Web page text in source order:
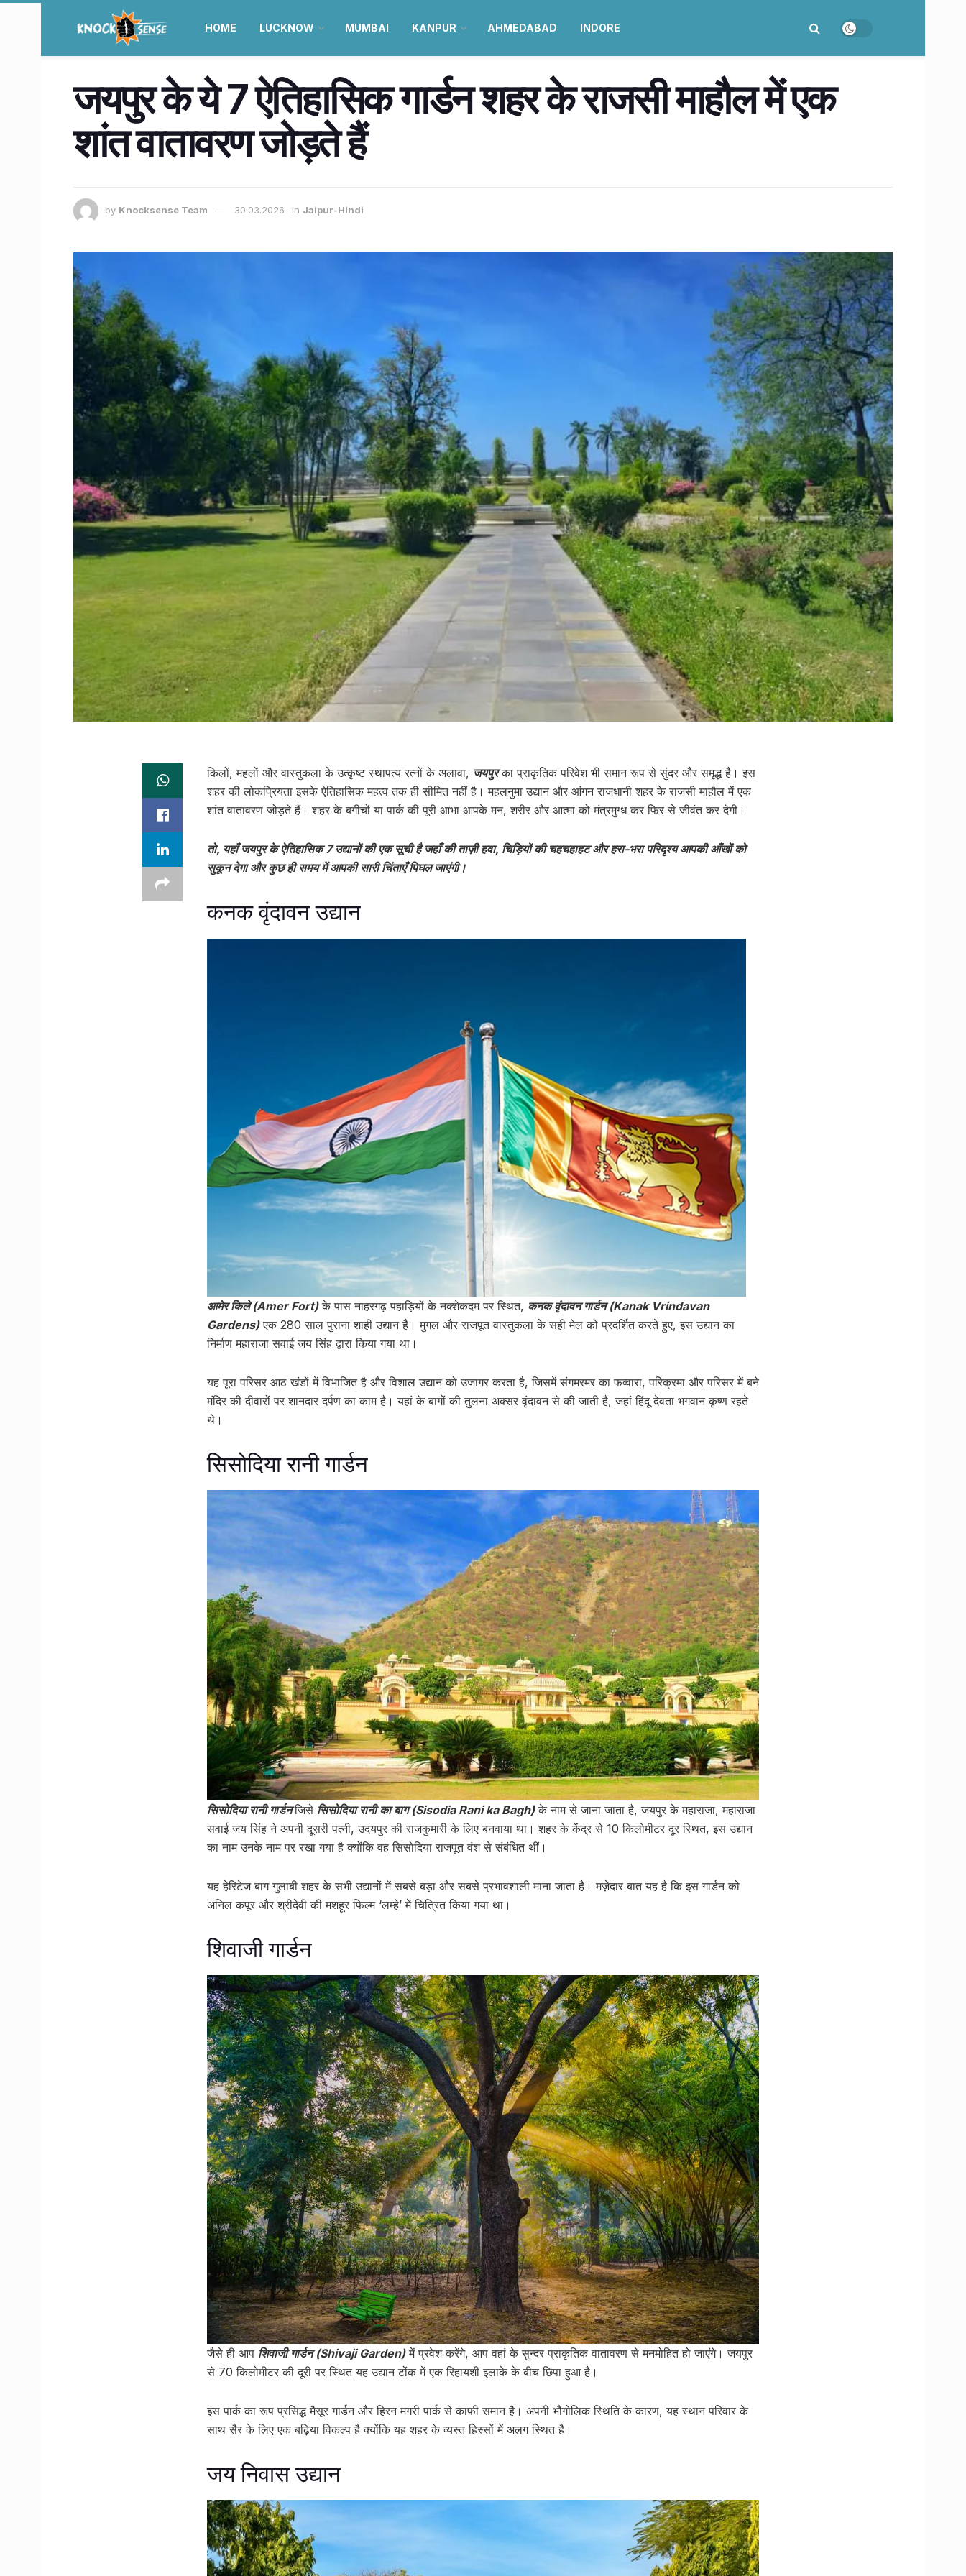
HOME LUCKNOW MUMBAI KANPUR AHMEDABAD INDORE
जयपुर के ये 7 ऐतिहासिक गार्डन शहर के राजसी माहौल में एक
शांत वातावरण जोड़ते हैं
by Knocksense Team 30.03.2026 in Jaipur-Hindi
किलों, महलों और वास्तुकला के उत्कृष्ट स्थापत्य रत्नों के अलावा, जयपुरका प्राकृतिक परिवेश भी समान रूप से सुंदर और समृद्ध है। इस
शहर की लोकप्रियता इसके ऐतिहासिक महत्व तक ही सीमित नहीं है। महलनुमा उद्यान और आंगन राजधानी शहर के राजसी माहौल में एक
शांत वातावरण जोड़ते हैं। शहर के बगीचों या पार्क की पूरी आभा आपके मन, शरीर और आत्मा को मंत्रमुग्ध कर फिर से जीवंत कर देगी।
तो, यहाँ जयपुर के ऐतिहासिक 7 उद्यानों की एक सूची है जहाँ की ताज़ी हवा, चिड़ियों की चहचहाहट और हरा-भरा परिदृश्य आपकी आँखों को
सुकून देगा और कुछ ही समय में आपकी सारी चिंताएँ पिघल जाएंगी।
कनक वृंदावन उद्यान
आमेर किले (Amer Fort)के पास नाहरगढ़ पहाड़ियों के नक्शेकदम पर स्थित, कनक वृंदावन गार्डन (Kanak Vrindavan
Gardens)एक 280 साल पुराना शाही उद्यान है। मुगल और राजपूत वास्तुकला के सही मेल को प्रदर्शित करते हुए, इस उद्यान का
निर्माण महाराजा सवाई जय सिंह द्वारा किया गया था।
यह पूरा परिसर आठ खंडों में विभाजित है और विशाल उद्यान को उजागर करता है, जिसमें संगमरमर का फव्वारा, परिक्रमा और परिसर में बने
मंदिर की दीवारों पर शानदार दर्पण का काम है। यहां के बागों की तुलना अक्सर वृंदावन से की जाती है, जहां हिंदू देवता भगवान कृष्ण रहते
थे।
सिसोदिया रानी गार्डन
सिसोदिया रानी गार्डनजिसे सिसोदिया रानी का बाग (Sisodia Rani ka Bagh)के नाम से जाना जाता है, जयपुर के महाराजा, महाराजा
सवाई जय सिंह ने अपनी दूसरी पत्नी, उदयपुर की राजकुमारी के लिए बनवाया था। शहर के केंद्र से 10 किलोमीटर दूर स्थित, इस उद्यान
का नाम उनके नाम पर रखा गया है क्योंकि वह सिसोदिया राजपूत वंश से संबंधित थीं।
यह हेरिटेज बाग गुलाबी शहर के सभी उद्यानों में सबसे बड़ा और सबसे प्रभावशाली माना जाता है। मज़ेदार बात यह है कि इस गार्डन को
अनिल कपूर और श्रीदेवी की मशहूर फिल्म ‘लम्हे’ में चित्रित किया गया था।
शिवाजी गार्डन
जैसे ही आप शिवाजी गार्डन (Shivaji Garden)में प्रवेश करेंगे, आप वहां के सुन्दर प्राकृतिक वातावरण से मनमोहित हो जाएंगे। जयपुर
से 70 किलोमीटर की दूरी पर स्थित यह उद्यान टोंक में एक रिहायशी इलाके के बीच छिपा हुआ है।
इस पार्क का रूप प्रसिद्ध मैसूर गार्डन और हिरन मगरी पार्क से काफी समान है। अपनी भौगोलिक स्थिति के कारण, यह स्थान परिवार के
साथ सैर के लिए एक बढ़िया विकल्प है क्योंकि यह शहर के व्यस्त हिस्सों में अलग स्थित है।
जय निवास उद्यान